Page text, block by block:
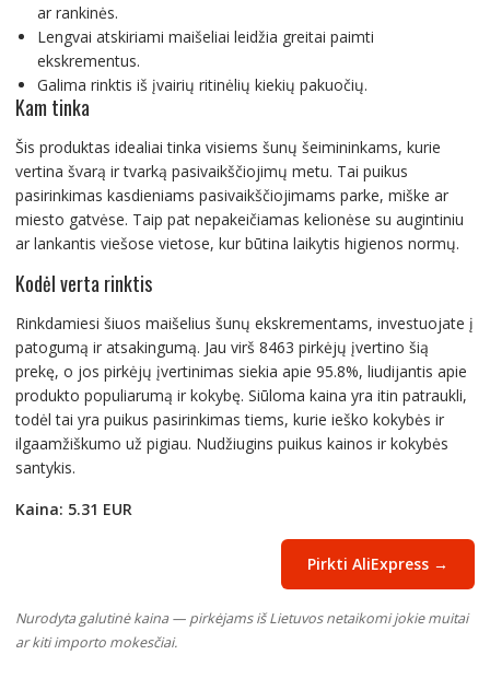
ar rankinės.
Lengvai atskiriami maišeliai leidžia greitai paimti
ekskrementus.
Galima rinktis iš įvairių ritinėlių kiekių pakuočių.
Kam tinka
Šis produktas idealiai tinka visiems šunų šeimininkams, kurie
vertina švarą ir tvarką pasivaikščiojimų metu. Tai puikus
pasirinkimas kasdieniams pasivaikščiojimams parke, miške ar
miesto gatvėse. Taip pat nepakeičiamas kelionėse su augintiniu
ar lankantis viešose vietose, kur būtina laikytis higienos normų.
Kodėl verta rinktis
Rinkdamiesi šiuos maišelius šunų ekskrementams, investuojate į
patogumą ir atsakingumą. Jau virš 8463 pirkėjų įvertino šią
prekę, o jos pirkėjų įvertinimas siekia apie 95.8%, liudijantis apie
produkto populiarumą ir kokybę. Siūloma kaina yra itin patraukli,
todėl tai yra puikus pasirinkimas tiems, kurie ieško kokybės ir
ilgaamžiškumo už pigiau. Nudžiugins puikus kainos ir kokybės
santykis.
Kaina: 5.31 EUR
Pirkti AliExpress →
Nurodyta galutinė kaina — pirkėjams iš Lietuvos netaikomi jokie muitai
ar kiti importo mokesčiai.